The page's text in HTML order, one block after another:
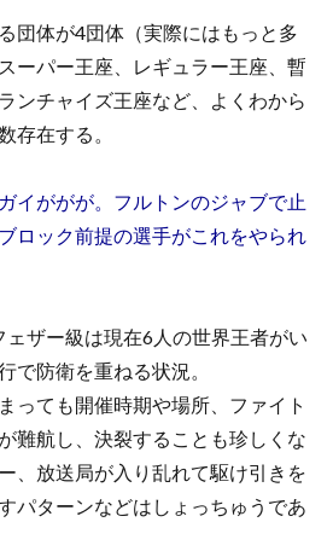
団体が4団体（実際にはもっと多
ーパー王座、レギュラー王座、暫
ンチャイズ王座など、よくわから
存在する。
イががが。フルトンのジャブで止
ロック前提の選手がこれをやられ
ェザー級は現在6人の世界王者がい
で防衛を重ねる状況。
っても開催時期や場所、ファイト
難航し、決裂することも珍しくな
、放送局が入り乱れて駆け引きを
パターンなどはしょっちゅうであ